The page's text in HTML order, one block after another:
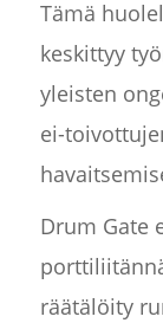
Tämä
keskittyy
yleisten
ei-
Drum Gate
räätälöity